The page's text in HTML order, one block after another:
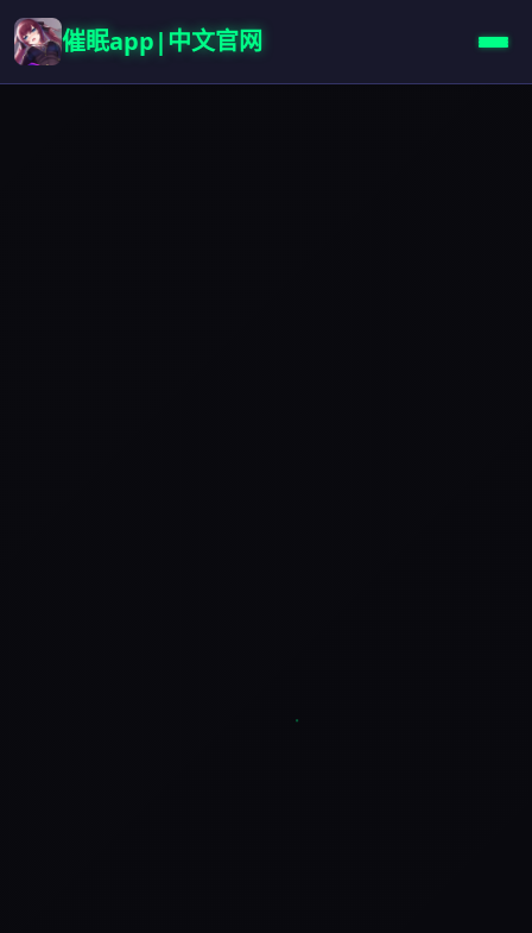
催眠app|中文官网